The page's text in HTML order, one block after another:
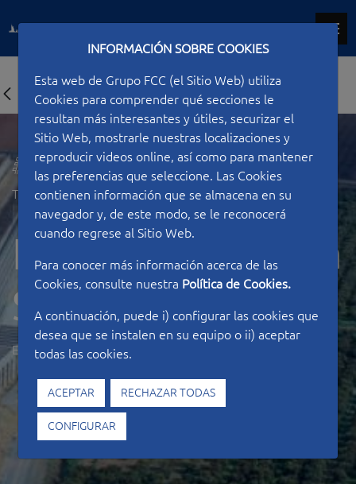
INFORMACIÓN SOBRE COOKIES
Esta web de Grupo FCC (el Sitio Web) utiliza
Cookies para comprender qué secciones le
resultan más interesantes y útiles, securizar el
Sitio Web, mostrarle nuestras localizaciones y
reproducir videos online, así como para mantener
las preferencias que seleccione. Las Cookies
contienen información que se almacena en su
navegador y, de este modo, se le reconocerá
cuando regrese al Sitio Web.
Para conocer más información acerca de las
Cookies, consulte nuestra Política de Cookies.
A continuación, puede i) configurar las cookies que
desea que se instalen en su equipo o ii) aceptar
todas las cookies.
ACEPTAR RECHAZAR TODAS
CONFIGURAR
Tipo de construcción Ferroviarias
Línea ferroviaria
Sevilla-Cádiz
ESPAÑA